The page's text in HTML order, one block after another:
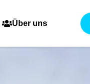
Über uns